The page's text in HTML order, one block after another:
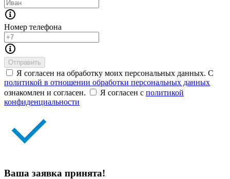
Номер телефона
Отправить
Я согласен на обработку моих персональных данных. С
политикой в отношении обработки персональных данных
ознакомлен и согласен.
Я согласен с политикой
конфиденциальности
Ваша заявка принята!